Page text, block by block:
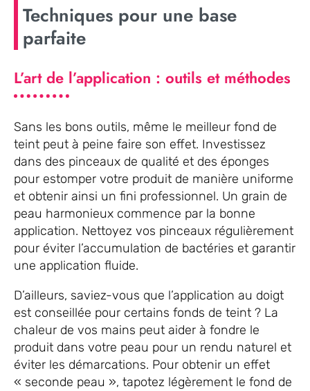
Techniques pour une base
parfaite
L’art de l’application : outils et méthodes
Sans les bons outils, même le meilleur fond de
teint peut à peine faire son effet. Investissez
dans des pinceaux de qualité et des éponges
pour estomper votre produit de manière uniforme
et obtenir ainsi un fini professionnel. Un grain de
peau harmonieux commence par la bonne
application. Nettoyez vos pinceaux régulièrement
pour éviter l’accumulation de bactéries et garantir
une application fluide.
D’ailleurs, saviez-vous que l’application au doigt
est conseillée pour certains fonds de teint ? La
chaleur de vos mains peut aider à fondre le
produit dans votre peau pour un rendu naturel et
éviter les démarcations. Pour obtenir un effet
« seconde peau », tapotez légèrement le fond de